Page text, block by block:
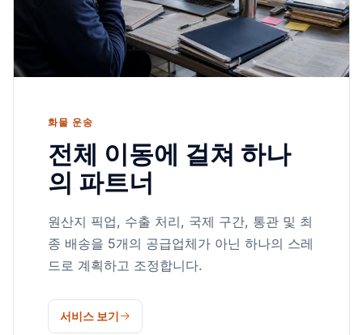
화물 운송
전체 이동에 걸쳐 하나
의 파트너
원산지 픽업, 수출 처리, 국제 구간, 통관 및 최
종 배송을 5개의 공급업체가 아닌 하나의 스레
드로 계획하고 조정합니다.
서비스 보기